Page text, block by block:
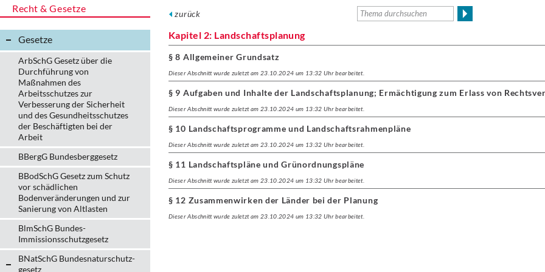
Recht & Gesetze
Gesetze
ArbSchG Gesetz über die
Durchführung von
Maßnahmen des
Arbeitsschutzes zur
Verbesserung der Sicherheit
und des Gesundheitsschutzes
der Beschäftigten bei der
Arbeit
BBergG Bundesberggesetz
BBodSchG Gesetz zum Schutz
vor schädlichen
Bodenveränderungen und zur
Sanierung von Altlasten
BlmSchG Bundes-
Immissionsschutz­gesetz
BNatSchG Bundesnaturschutz-
gesetz
zurück
Kapitel 2: Landschaftsplanung
§ 8 Allgemeiner Grundsatz
Dieser Abschnitt wurde zuletzt am 23.10.2024 um 13:32 Uhr bearbeitet.
§ 9 Aufgaben und Inhalte der Landschaftsplanung; Ermächtigung zum Erlass von
Dieser Abschnitt wurde zuletzt am 23.10.2024 um 13:32 Uhr bearbeitet.
§ 10 Landschaftsprogramme und Landschaftsrahmenpläne
Dieser Abschnitt wurde zuletzt am 23.10.2024 um 13:32 Uhr bearbeitet.
§ 11 Landschaftspläne und Grünordnungspläne
Dieser Abschnitt wurde zuletzt am 23.10.2024 um 13:32 Uhr bearbeitet.
§ 12 Zusammenwirken der Länder bei der Planung
Dieser Abschnitt wurde zuletzt am 23.10.2024 um 13:32 Uhr bearbeitet.